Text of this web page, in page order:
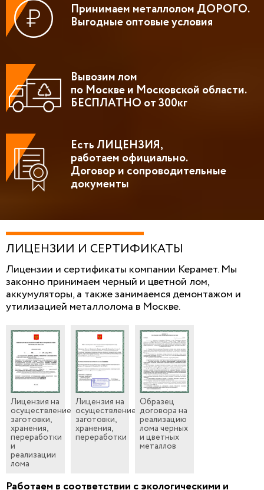
Принимаем металлолом ДОРОГО.
Выгодные оптовые условия
Вывозим лом
по Москве и Московской области.
БЕСПЛАТНО от 300кг
Есть ЛИЦЕНЗИЯ,
работаем официально.
Договор и сопроводительные
документы
ЛИЦЕНЗИИ И СЕРТИФИКАТЫ
Лицензии и сертификаты компании Керамет. Мы
законно принимаем черный и цветной лом,
аккумуляторы, а также занимаемся демонтажом и
утилизацией металлолома в Москве.
Лицензия на
осуществление
заготовки,
хранения,
переработки
и
реализации
лома
Лицензия на
осуществление
заготовки,
хранения,
переработки
Образец
договора на
реализацию
лома черных
и цветных
металлов
Работаем в соответствии с экологическими и